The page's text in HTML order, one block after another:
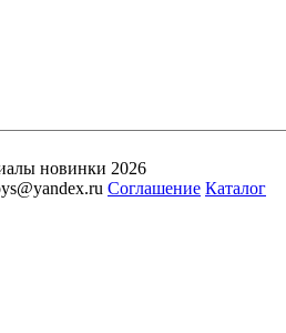
новинки 2026
Соглашение Каталог